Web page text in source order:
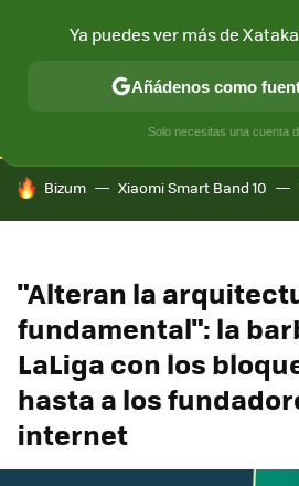
CONECTIVIDAD MÓVIL Y SOCIEDAD
HOY SE HABLA DE
Bizum Xiaomi Smart Band 10
"Alteran la
fundamental": la
LaLiga con los
hasta a los
internet
Ya puedes ver más de
Añádenos como
Solo necesitas una cuenta